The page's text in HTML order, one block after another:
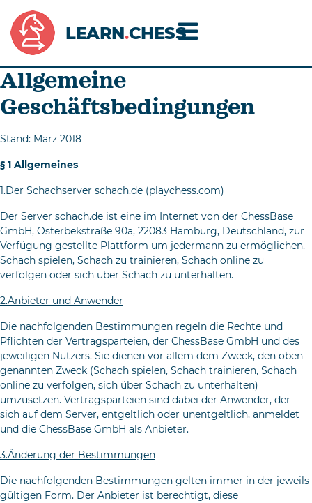
LEARN.CHESS
Allgemeine
Geschäftsbedingungen
Stand: März 2018
§ 1 Allgemeines
1.Der Schachserver schach.de (playchess.com)
Der Server schach.de ist eine im Internet von der ChessBase
GmbH, Osterbekstraße 90a, 22083 Hamburg, Deutschland, zur
Verfügung gestellte Platt­form um jedermann zu ermöglichen,
Schach spielen, Schach zu trai­nieren, Schach online zu
verfolgen oder sich über Schach zu unterhalten.
2.Anbieter und Anwender
Die nachfolgenden Bestimmungen regeln die Rechte und
Pflichten der Vertragsparteien, der ChessBase GmbH und des
jeweiligen Nut­zers. Sie dienen vor allem dem Zweck, den oben
genannten Zweck (Schach spielen, Schach trainieren, Schach
online zu verfolgen, sich über Schach zu unterhalten)
umzusetzen. Vertragsparteien sind dabei der Anwender, der
sich auf dem Server, entgeltlich oder unentgeltlich, anmeldet
und die ChessBase GmbH als Anbieter.
3.Änderung der Bestimmungen
Die nachfolgenden Bestimmungen gelten immer in der jeweils
gülti­gen Form. Der Anbieter ist berechtigt, diese